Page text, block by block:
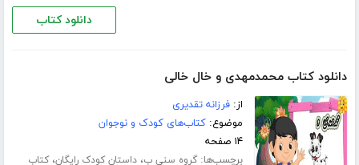
دانلود کتاب
دانلود کتاب محمدمهدی و خال خالی
از:فرزانه تقدیری
موضوع:کتاب‌های کودک و نوجوان
۱۴ صفحه
برچسب‌ها:گروه سنی ب،داستان کودک رایگان،کتاب